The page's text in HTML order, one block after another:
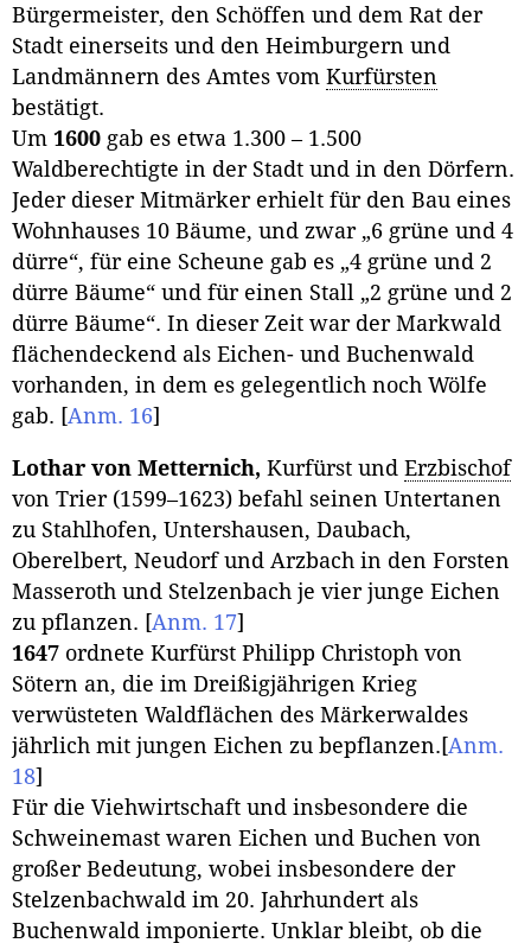
Bürgermeister, den Schöffen und dem Rat der
Stadt einerseits und den Heimburgern und
Landmännern des Amtes vom Kurfürsten
bestätigt.
Um 1600 gab es etwa 1.300 – 1.500
Waldberechtigte in der Stadt und in den Dörfern.
Jeder dieser Mitmärker erhielt für den Bau eines
Wohnhauses 10 Bäume, und zwar „6 grüne und 4
dürre“, für eine Scheune gab es „4 grüne und 2
dürre Bäume“ und für einen Stall „2 grüne und 2
dürre Bäume“. In dieser Zeit war der Markwald
flächendeckend als Eichen- und Buchenwald
vorhanden, in dem es gelegentlich noch Wölfe
gab. [Anm. 16]
Lothar von Metternich, Kurfürst und Erzbischof
von Trier (1599–1623) befahl seinen Untertanen
zu Stahlhofen, Untershausen, Daubach,
Oberelbert, Neudorf und Arzbach in den Forsten
Masseroth und Stelzenbach je vier junge Eichen
zu pflanzen. [Anm. 17]
1647 ordnete Kurfürst Philipp Christoph von
Sötern an, die im Dreißigjährigen Krieg
verwüsteten Waldflächen des Märkerwaldes
jährlich mit jungen Eichen zu bepflanzen. [Anm.
18]
Für die Viehwirtschaft und insbesondere die
Schweinemast waren Eichen und Buchen von
großer Bedeutung, wobei insbesondere der
Stelzenbachwald im 20. Jahrhundert als
Buchenwald imponierte. Unklar bleibt, ob die